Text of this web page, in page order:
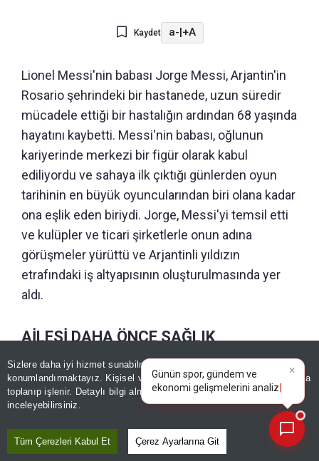
Sizlere daha iyi hizmet sunabilmek adına sitemizde
konumlandırmaktayız. Kişisel verileriniz, KVKK ve GDPR kapsamında
toplanıp işlenir. Detaylı bilgi almak içinAydınlatma Metnimizi
inceleyebilirsiniz.
Tüm Çerezleri Kabul Et Çerez Ayarlarına Git
Kaydet a-|+A
Lionel Messi'nin babası Jorge Messi, Arjantin'in
Rosario şehrindeki bir hastanede, uzun süredir
mücadele ettiği bir hastalığın ardından 68 yaşında
hayatını kaybetti. Messi'nin babası, oğlunun
kariyerinde merkezi bir figür olarak kabul
ediliyordu ve sahaya ilk çıktığı günlerden oyun
tarihinin en büyük oyuncularından biri olana kadar
ona eşlik eden biriydi. Jorge, Messi'yi temsil etti
ve kulüpler ve ticari şirketlerle onun adına
görüşmeler yürüttü ve Arjantinli yıldızın
etrafındaki iş altyapısının oluşturulmasında yer
aldı.
AİLESİ DAHA ÖNCE SAĞLIK
SORUNUNU AÇIKLAMIŞTI
Jorge Messi'nin sağlık durumu son dönemde
gündemdeydi. Haziran ayında sağlık sorunları
yaşadığına ilişkin çeşitli iddialar ortaya atılmış,
×
Günün spor, gündem ve
ekonomi gelişmelerini analiz
edin!